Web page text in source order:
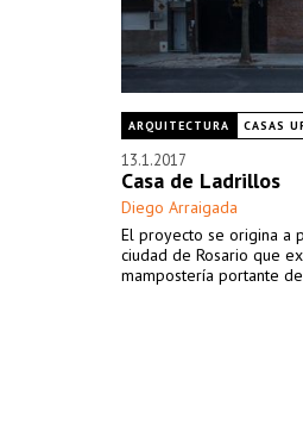
ARQUITECTURA CASAS
13.1.2017
Casa de Ladrillos
Diego Arraigada
El proyecto se origina a
ciudad de Rosario que
mampostería portante